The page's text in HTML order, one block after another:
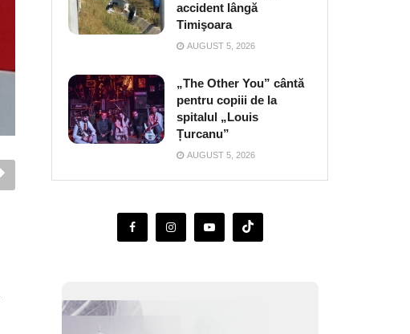
accident lângă
Timişoara
AUGUST 5, 2026
„The Other You” cântă
pentru copiii de la
spitalul „Louis
Țurcanu”
AUGUST 5, 2026